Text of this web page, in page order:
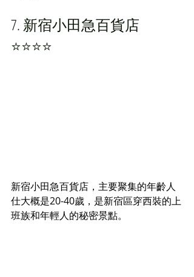
7. 新宿小田急百貨店
⭐️⭐️⭐️⭐️
新宿小田急百貨店，主要聚集的年齡人
仕大概是20-40歲，是新宿區穿西裝的上
班族和年輕人的秘密景點。